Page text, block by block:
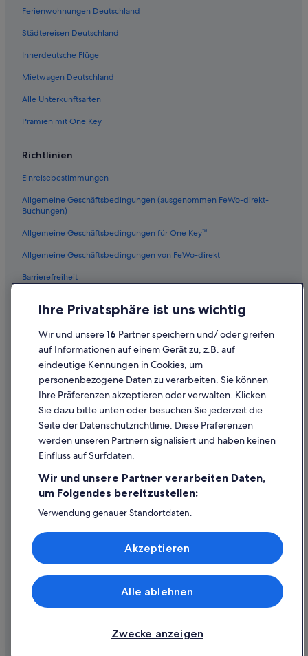
Ferienwohnungen Deutschland
Städtereisen Deutschland
Innerdeutsche Flüge
Mietwagen Deutschland
Alle Unterkunftsarten
Prämien mit One Key
Richtlinien
Einreisebestimmungen
Allgemeine Geschäftsbedingungen (ausgenommen FeWo-direkt-
Buchungen)
Allgemeine Geschäftsbedingungen für One Key™
Allgemeine Geschäftsbedingungen von FeWo-direkt
Barrierefreiheit
Inhaltsrichtlinien und Melden von Inhalten
Hilfe
Hilfe
Flug stornieren
Rückerstattungsdauer
Expedia-Gutschein einlösen
Internationale Reisedokumente
© 2026 Expedia, Inc., ein Unternehmen der Expedia Group. Alle Rechte
vorbehalten. Expedia und das Expedia-Logo sind Handelsmarken oder
Ihre Privatsphäre ist uns wichtig
Wir und unsere16 Partner speichern und/ oder greifen
auf Informationen auf einem Gerät zu, z.B. auf
eindeutige Kennungen in Cookies, um
personenbezogene Daten zu verarbeiten. Sie können
Ihre Präferenzen akzeptieren oder verwalten. Klicken
Sie dazu bitte unten oder besuchen Sie jederzeit die
Seite der Datenschutzrichtlinie. Diese Präferenzen
werden unseren Partnern signalisiert und haben keinen
Einfluss auf Surfdaten.
Wir und unsere Partner verarbeiten Daten,
um Folgendes bereitzustellen:
Verwendung genauer Standortdaten.
Speichern von oder Zugriff auf Informationen auf einem
Endgerät. Personalisierte Werbung und Inhalte, Messung
von Werbeleistung und der Performance von Inhalten,
Liste der Partner (Lieferanten)
Zwecke anzeigen
Alle ablehnen
Akzeptieren